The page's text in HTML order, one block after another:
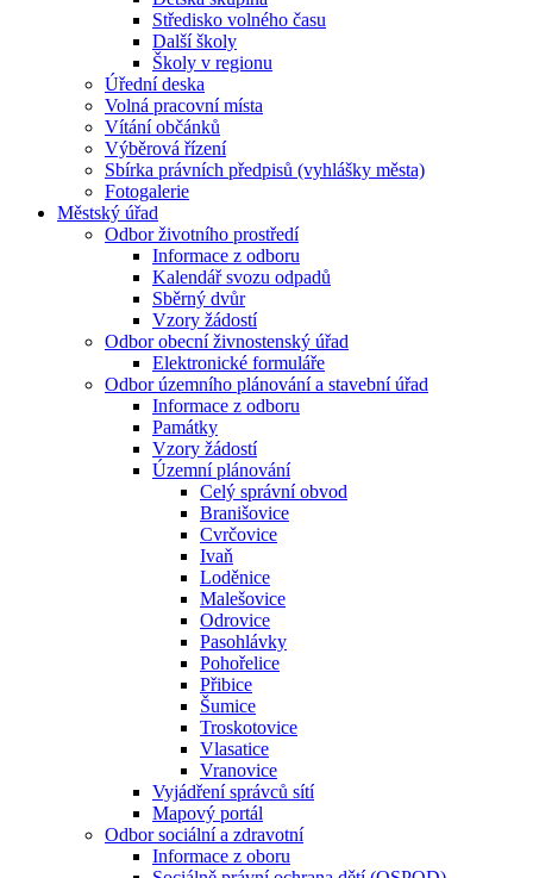
Středisko volného času
Další školy
Školy v regionu
Úřední deska
Volná pracovní místa
Vítání občánků
Výběrová řízení
Sbírka právních předpisů (vyhlášky města)
Fotogalerie
Městský úřad
Odbor životního prostředí
Informace z odboru
Kalendář svozu odpadů
Sběrný dvůr
Vzory žádostí
Odbor obecní živnostenský úřad
Elektronické formuláře
Odbor územního plánování a stavební úřad
Informace z odboru
Památky
Vzory žádostí
Územní plánování
Celý správní obvod
Branišovice
Cvrčovice
Ivaň
Loděnice
Malešovice
Odrovice
Pasohlávky
Pohořelice
Přibice
Šumice
Troskotovice
Vlasatice
Vranovice
Vyjádření správců sítí
Mapový portál
Odbor sociální a zdravotní
Informace z oboru